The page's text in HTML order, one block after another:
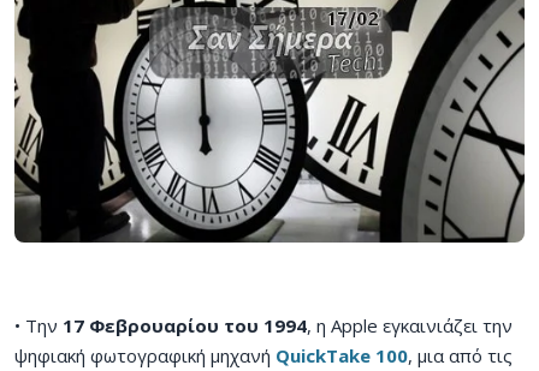
• Την 17 Φεβρουαρίου του 1994, η Apple εγκαινιάζει την
ψηφιακή φωτογραφική μηχανή QuickTake 100, μια από τις